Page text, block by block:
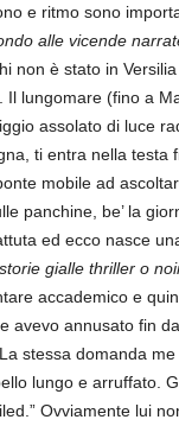
e ritmo sono
alle vicende
non è stato in
Il lungomare (fino a
assolato di luce
ti entra nella testa
mobile ad
panchine, be’ la
ed ecco nasce
gialle thriller o
accademico e
avevo annusato fin
stessa domanda
lungo e arruffato.
Ovviamente lui